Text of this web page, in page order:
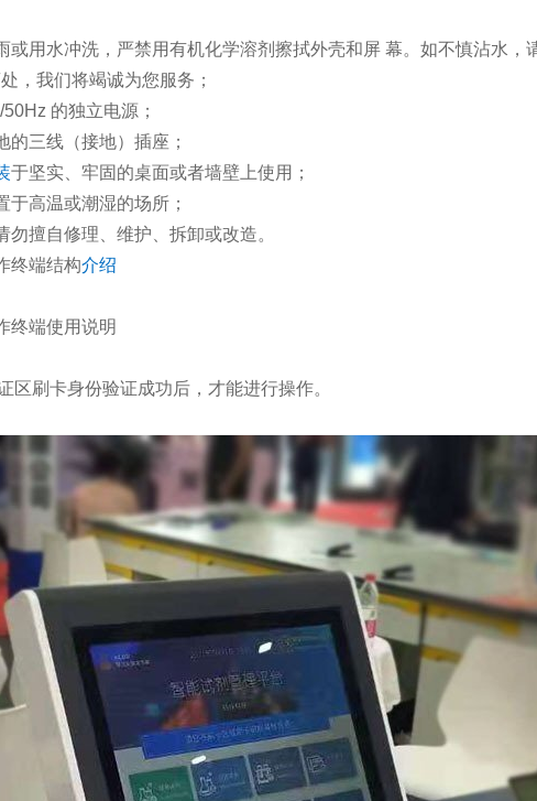
或用水冲洗，严禁用有机化学溶剂擦拭外壳和屏 幕。如不慎沾水，
，我们将竭诚为您服务；
的独立电源；
的三线（接地）插座；
于坚实、牢固的桌面或者墙壁上使用；
于高温或潮湿的场所；
勿擅自修理、维护、拆卸或改造。
终端结构介绍
终端使用说明
区刷卡身份验证成功后，才能进行操作。